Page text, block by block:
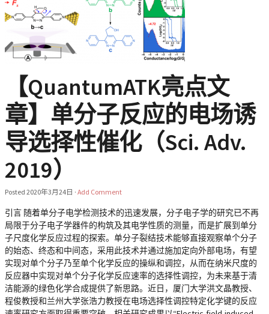
【QuantumATK亮点文
章】单分子反应的电场诱
导选择性催化（Sci. Adv.
2019）
Posted 2020年3月24日 · Add Comment
引言 随着单分子电学检测技术的迅速发展，分子电子学的研究已不再
局限于分子电子学器件的构筑及其电学性质的测量，而是扩展到单分
子尺度化学反应过程的探索。单分子裂结技术能够直接观察单个分子
的始态、终态和中间态，采用此技术并通过施加定向外部电场，有望
实现对单个分子乃至单个化学反应的操纵和调控，从而在纳米尺度的
反应器中实现对单个分子化学反应速率的选择性调控，为未来基于清
洁能源的绿色化学合成提供了新思路。近日，厦门大学洪文晶教授、
程俊教授和兰州大学张浩力教授在电场选择性调控特定化学键的反应